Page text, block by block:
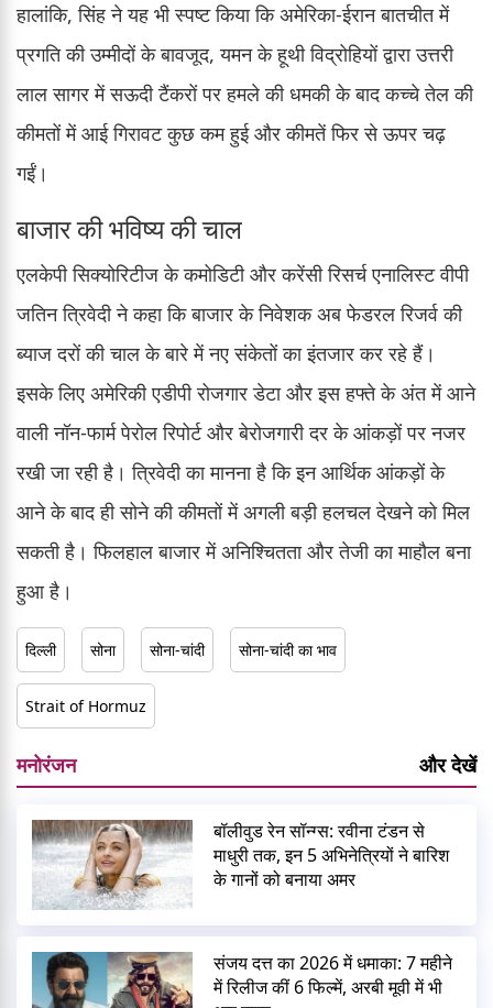
हालांकि, सिंह ने यह भी स्पष्ट किया कि अमेरिका-ईरान बातचीत में
प्रगति की उम्मीदों के बावजूद, यमन के हूथी विद्रोहियों द्वारा उत्तरी
लाल सागर में सऊदी टैंकरों पर हमले की धमकी के बाद कच्चे तेल की
कीमतों में आई गिरावट कुछ कम हुई और कीमतें फिर से ऊपर चढ़
गईं।
बाजार की भविष्य की चाल
एलकेपी सिक्योरिटीज के कमोडिटी और करेंसी रिसर्च एनालिस्ट वीपी
जतिन त्रिवेदी ने कहा कि बाजार के निवेशक अब फेडरल रिजर्व की
ब्याज दरों की चाल के बारे में नए संकेतों का इंतजार कर रहे हैं।
इसके लिए अमेरिकी एडीपी रोजगार डेटा और इस हफ्ते के अंत में आने
वाली नॉन-फार्म पेरोल रिपोर्ट और बेरोजगारी दर के आंकड़ों पर नजर
रखी जा रही है। त्रिवेदी का मानना है कि इन आर्थिक आंकड़ों के
आने के बाद ही सोने की कीमतों में अगली बड़ी हलचल देखने को मिल
सकती है। फिलहाल बाजार में अनिश्चितता और तेजी का माहौल बना
हुआ है।
दिल्ली सोना सोना-चांदी सोना-चांदी का भाव
Strait of Hormuz
मनोरंजन और देखें
बॉलीवुड रेन सॉन्ग्स: रवीना टंडन से
माधुरी तक, इन 5 अभिनेत्रियों ने बारिश
के गानों को बनाया अमर
संजय दत्त का 2026 में धमाका: 7 महीने
में रिलीज कीं 6 फिल्में, अरबी मूवी में भी